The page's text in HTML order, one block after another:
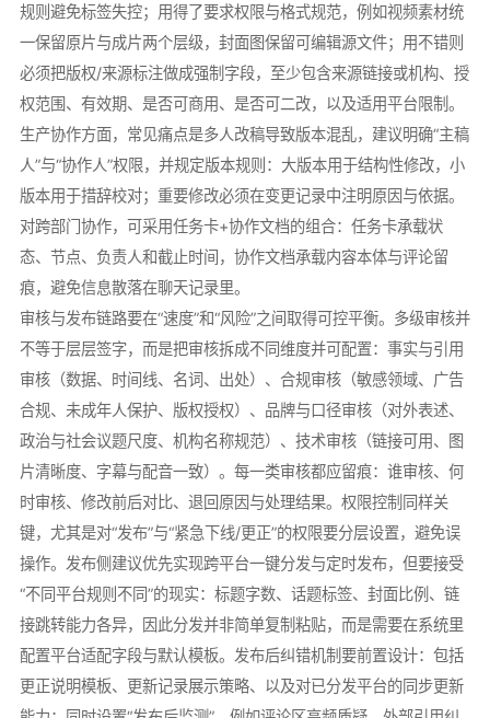
规则避免标签失控；用得了要求权限与格式规范，例如视频素材统
一保留原片与成片两个层级，封面图保留可编辑源文件；用不错则
必须把版权/来源标注做成强制字段，至少包含来源链接或机构、授
权范围、有效期、是否可商用、是否可二改，以及适用平台限制。
生产协作方面，常见痛点是多人改稿导致版本混乱，建议明确“主稿
人”与“协作人”权限，并规定版本规则：大版本用于结构性修改，小
版本用于措辞校对；重要修改必须在变更记录中注明原因与依据。
对跨部门协作，可采用任务卡+协作文档的组合：任务卡承载状
态、节点、负责人和截止时间，协作文档承载内容本体与评论留
痕，避免信息散落在聊天记录里。
审核与发布链路要在“速度”和“风险”之间取得可控平衡。多级审核并
不等于层层签字，而是把审核拆成不同维度并可配置：事实与引用
审核（数据、时间线、名词、出处）、合规审核（敏感领域、广告
合规、未成年人保护、版权授权）、品牌与口径审核（对外表述、
政治与社会议题尺度、机构名称规范）、技术审核（链接可用、图
片清晰度、字幕与配音一致）。每一类审核都应留痕：谁审核、何
时审核、修改前后对比、退回原因与处理结果。权限控制同样关
键，尤其是对“发布”与“紧急下线/更正”的权限要分层设置，避免误
操作。发布侧建议优先实现跨平台一键分发与定时发布，但要接受
“不同平台规则不同”的现实：标题字数、话题标签、封面比例、链
接跳转能力各异，因此分发并非简单复制粘贴，而是需要在系统里
配置平台适配字段与默认模板。发布后纠错机制要前置设计：包括
更正说明模板、更新记录展示策略、以及对已分发平台的同步更新